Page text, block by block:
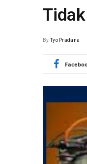
By Tyo Pradana